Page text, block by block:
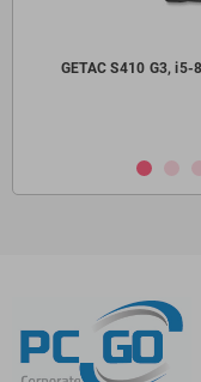
GETAC S410 G3,